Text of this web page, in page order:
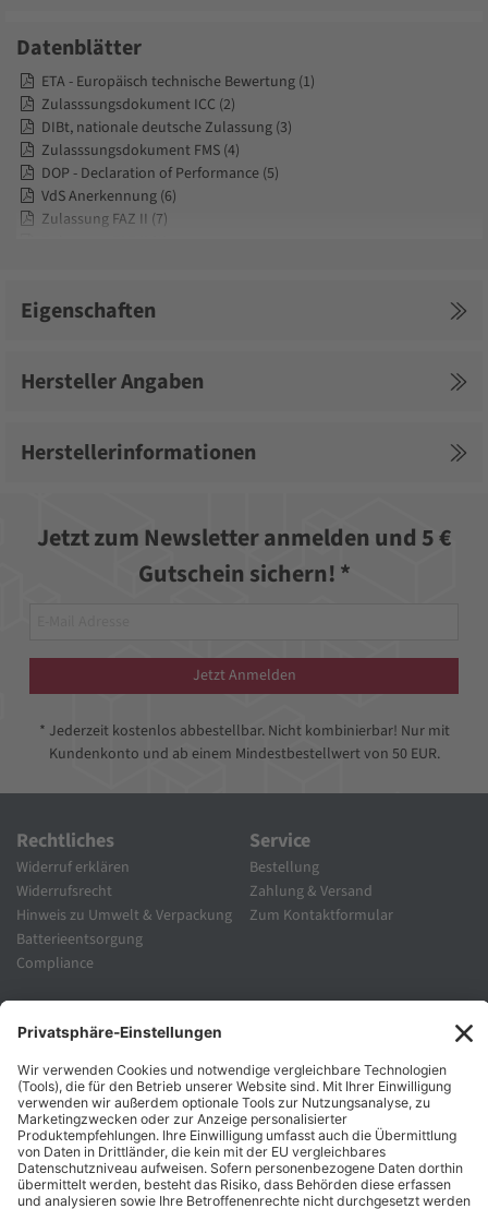
Datenblätter
ETA - Europäisch technische Bewertung (1)
Zulasssungsdokument ICC (2)
DIBt, nationale deutsche Zulassung (3)
Zulasssungsdokument FMS (4)
DOP - Declaration of Performance (5)
VdS Anerkennung (6)
Zulassung FAZ II (7)
Eigenschaften
Hersteller Angaben
Herstellerinformationen
Jetzt zum Newsletter anmelden und 5 €
Gutschein sichern! *
Jetzt Anmelden
* Jederzeit kostenlos abbestellbar. Nicht kombinierbar! Nur mit
Kundenkonto und ab einem Mindestbestellwert von 50 EUR.
Rechtliches
Widerruf erklären
Widerrufsrecht
Hinweis zu Umwelt & Verpackung
Batterieentsorgung
Compliance
Service
Bestellung
Zahlung & Versand
Zum Kontaktformular
Unternehmen
Karriere
Zahlungsarten